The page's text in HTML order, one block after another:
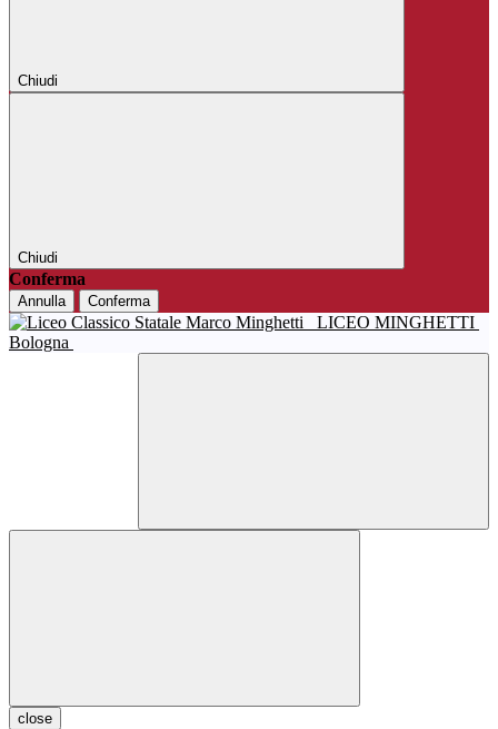
Chiudi
Chiudi
Conferma
Annulla Conferma
LICEO MINGHETTI
Bologna
close